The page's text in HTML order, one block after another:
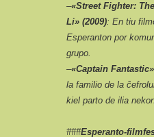
–«Street Fighter:
Li» (2009): En tiu
Esperanton por
grupo.
–«Captain
la familio de la
kiel parto de ilia
###Esperanto-